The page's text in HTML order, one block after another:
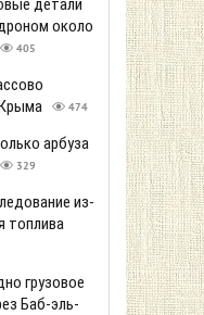
детали
около
405
474
арбуза
329
из-
топлива
грузовое
Баб-эль-